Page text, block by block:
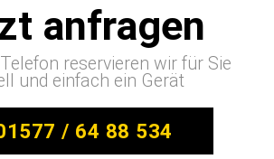
anfragen
reservieren wir für Sie
und einfach ein Gerät
/ 64 88 534